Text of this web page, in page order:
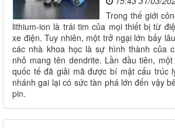
Trong thế giới
lithium-ion là trái tim của mọi thiết bị từ
xe điện. Tuy nhiên, một trở ngại lớn bấy
các nhà khoa học là sự hình thành của
nhỏ mang tên dendrite. Lần đầu tiên,
quốc tế đã giải mã được bí mật cấu trúc
nhánh gai lại có sức tàn phá lớn đến vậy
pin.